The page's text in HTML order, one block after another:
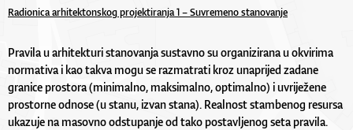
Radionica arhitektonskog projektiranja 1 – Suvremeno stanovanje
Pravila u arhitekturi stanovanja sustavno su organizirana u okvirima
normativa i kao takva mogu se razmatrati kroz unaprijed zadane
granice prostora (minimalno, maksimalno, optimalno) i uvriježene
prostorne odnose (u stanu, izvan stana). Realnost stambenog resursa
ukazuje na masovno odstupanje od tako postavljenog seta pravila.